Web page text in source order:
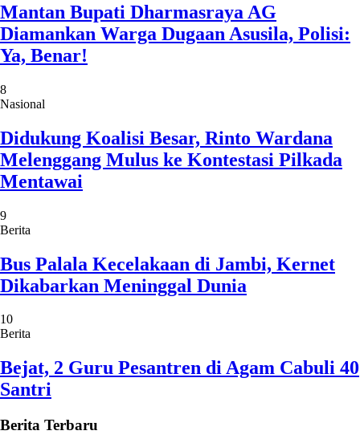
Mantan Bupati Dharmasraya AG
Diamankan Warga Dugaan Asusila, Polisi:
Ya, Benar!
8
Nasional
Didukung Koalisi Besar, Rinto Wardana
Melenggang Mulus ke Kontestasi Pilkada
Mentawai
9
Berita
Bus Palala Kecelakaan di Jambi, Kernet
Dikabarkan Meninggal Dunia
10
Berita
Bejat, 2 Guru Pesantren di Agam Cabuli 40
Santri
Berita Terbaru